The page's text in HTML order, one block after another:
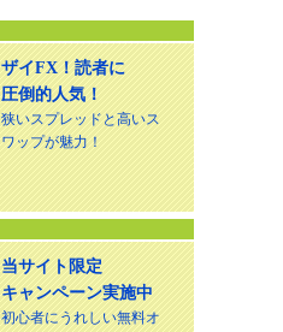
ザイFX！読者に
圧倒的人気！
狭いスプレッドと高いス
ワップが魅力！
当サイト限定
キャンペーン実施中
初心者にうれしい無料オ